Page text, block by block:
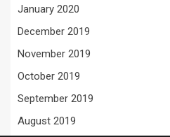
January 2020
December 2019
November 2019
October 2019
September 2019
August 2019